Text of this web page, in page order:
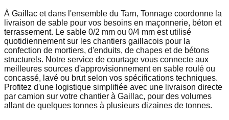
À Gaillac et dans l'ensemble du Tarn, Tonnage coordonne la
livraison de sable pour vos besoins en maçonnerie, béton et
terrassement. Le sable 0/2 mm ou 0/4 mm est utilisé
quotidiennement sur les chantiers gaillacois pour la
confection de mortiers, d'enduits, de chapes et de bétons
structurels. Notre service de courtage vous connecte aux
meilleures sources d'approvisionnement en sable roulé ou
concassé, lavé ou brut selon vos spécifications techniques.
Profitez d'une logistique simplifiée avec une livraison directe
par camion sur votre chantier à Gaillac, pour des volumes
allant de quelques tonnes à plusieurs dizaines de tonnes.